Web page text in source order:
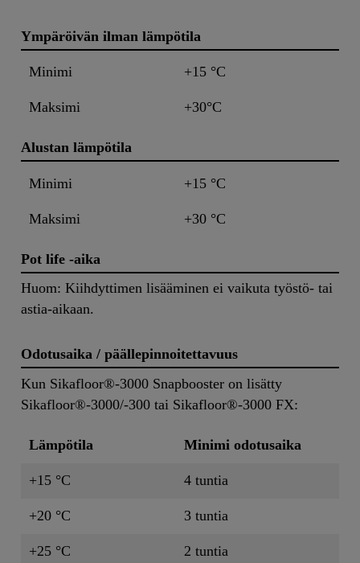
Ympäröivän ilman lämpötila
Minimi +15 °C
Maksimi +30°C
Alustan lämpötila
Minimi +15 °C
Maksimi +30 °C
Pot life -aika
Huom: Kiihdyttimen lisääminen ei vaikuta työstö- tai
astia-aikaan.
Odotusaika / päällepinnoitettavuus
Kun Sikafloor®-3000 Snapbooster on lisätty
Sikafloor®-3000/-300 tai Sikafloor®-3000 FX:
Lämpötila Minimi odotusaika
+15 °C 4 tuntia
+20 °C 3 tuntia
+25 °C 2 tuntia